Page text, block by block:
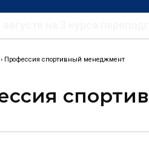
› Профессия спортивный менеджмент